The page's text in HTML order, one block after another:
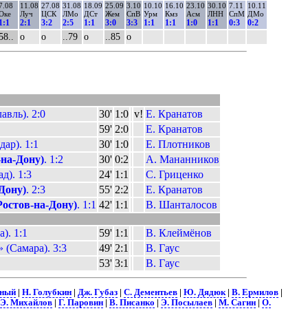
1:1
11.08
Луч
2:1
27.08
ЦСК
3:2
31.08
ЛМо
2:5
18.09
ДСт
1:1
25.09
Жем
3:0
3.10
СпВ
3:3
10.10
Урм
1:1
16.10
Кмз
1:1
23.10
Асм
1:0
30.10
ЛНН
1:1
7.11
СпМ
0:3
10.11
ДМо
0:2
о о ..79 о ..85 о
2:0 30' 1:0 v! Е. Кранатов
59' 2:0
Е. Кранатов
1:1 30' 1:0
Е. Плотников
Дону). 1:2 30' 0:2
А. Мананников
1:3 24' 1:1
С. Гриценко
. 2:3 55' 2:2
Е. Кранатов
на-Дону). 1:1 42' 1:1 В. Шанталосов
1:1 59' 1:1
В. Клеймёнов
(Самара). 3:3 49' 2:1
В. Гаус
53' 3:1 В. Гаус
| Н. Голубкин| Дж. Губаз| С. Дементьев| Ю. Дядюк| В. Ермилов|
Э. Михайлов| Г. Паровин| В. Писанко Э. Посылаев| М. Сагин| О.